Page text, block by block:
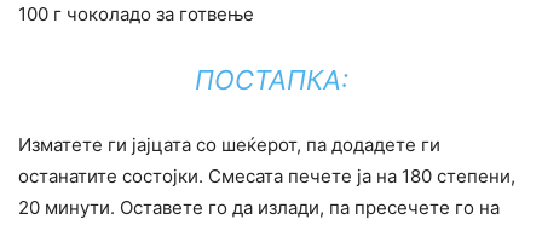
100 г чоколадо за готвење
ПОСТАПКА:
Изматете ги јајцата со шеќерот, па додадете ги
останатите состојки. Смесата печете ја на 180 степени,
20 минути. Оставете го да излади, па пресечете го на